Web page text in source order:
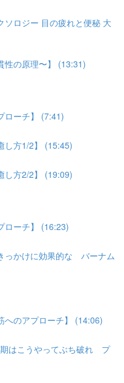
ソロジー 目の疲れと便秘 大
性の原理〜】 (13:31)
ローチ】 (7:41)
し方1/2】 (15:45)
し方2/2】 (19:09)
ローチ】 (16:23)
っかけに効果的な バーナム
へのアプローチ】 (14:06)
はこうやってぶち破れ プ